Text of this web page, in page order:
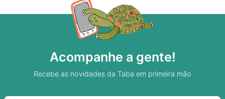
Acompanhe a gente!
Recebe as novidades da Taba em primeira mão